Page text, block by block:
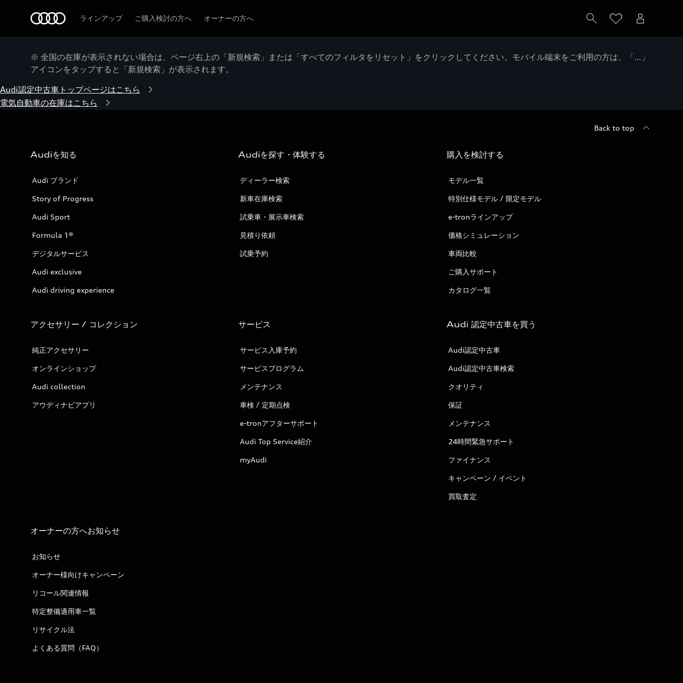
ラインアップ ご購入検討の方へ オーナーの方へ
※ 全国の在庫が表示されない場合は、ページ右上の「新規検索」または「すべてのフィルタをリセット」をクリックしてください。モバイル端末をご利用の方は、「…」
アイコンをタップすると「新規検索」が表示されます。
Audi認定中古車トップページはこちら
電気自動車の在庫はこちら
Back to top
Audiを知る
Audi ブランド
Story of Progress
Audi Sport
Formula 1®
デジタルサービス
Audi exclusive
Audi driving experience
Audiを探す・体験する
ディーラー検索
新車在庫検索
試乗車・展示車検索
見積り依頼
試乗予約
購入を検討する
モデル一覧
特別仕様モデル / 限定モデル
e-tronラインアップ
価格シミュレーション
車両比較
ご購入サポート
カタログ一覧
アクセサリー / コレクション
純正アクセサリー
オンラインショップ
Audi collection
アウディナビアプリ
サービス
サービス入庫予約
サービスプログラム
メンテナンス
車検 / 定期点検
e-tronアフターサポート
Audi Top Service紹介
myAudi
Audi 認定中古車を買う
Audi認定中古車
Audi認定中古車検索
クオリティ
保証
メンテナンス
24時間緊急サポート
ファイナンス
キャンペーン / イベント
買取査定
オーナーの方へお知らせ
お知らせ
オーナー様向けキャンペーン
リコール関連情報
特定整備適用車一覧
リサイクル法
よくある質問（FAQ）